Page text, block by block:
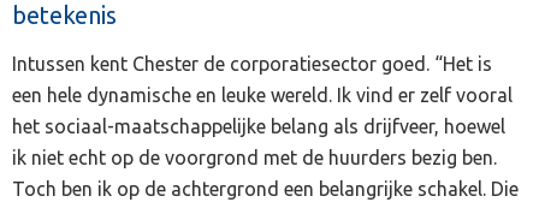
betekenis
Intussen kent Chester de corporatiesector goed. “Het is
een hele dynamische en leuke wereld. Ik vind er zelf vooral
het sociaal-maatschappelijke belang als drijfveer, hoewel
ik niet echt op de voorgrond met de huurders bezig ben.
Toch ben ik op de achtergrond een belangrijke schakel. Die